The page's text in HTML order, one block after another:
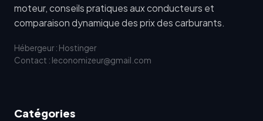
moteur, conseils pratiques aux conducteurs et
comparaison dynamique des prix des carburants.
Hébergeur : Hostinger
Contact : leconomizeur@gmail.com
Catégories